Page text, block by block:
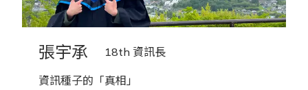
張宇承 18th 資訊長
資訊種子的「真相」